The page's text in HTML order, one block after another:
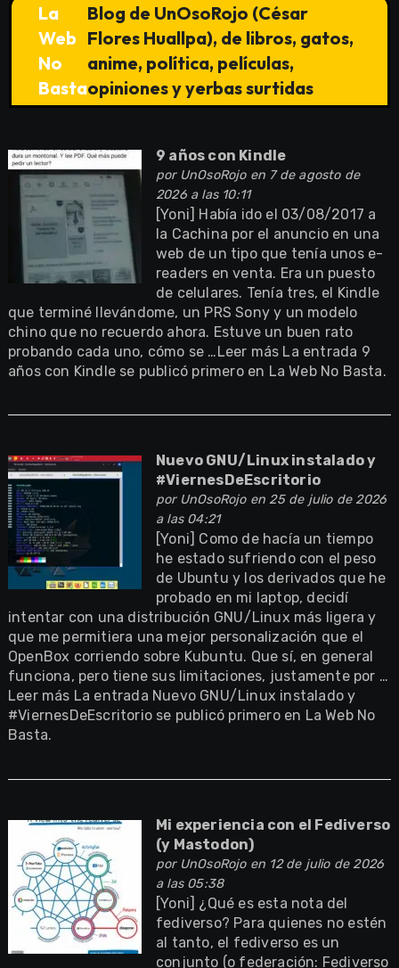
La
Web
No
Basta
Blog de UnOsoRojo (César
Flores Huallpa), de libros, gatos,
anime, política, películas,
opiniones y yerbas surtidas
9 años con Kindle
por UnOsoRojoen 7 de agosto de
2026 a las 10:11
[Yoni] Había ido el 03/08/2017 a
la Cachina por el anuncio en una
web de un tipo que tenía unos e-
readers en venta. Era un puesto
de celulares. Tenía tres, el Kindle
que terminé llevándome, un PRS Sony y un modelo
chino que no recuerdo ahora. Estuve un buen rato
probando cada uno, cómo se …Leer más La entrada 9
años con Kindle se publicó primero en La Web No Basta.
Nuevo GNU/Linux instalado y
#ViernesDeEscritorio
por UnOsoRojoen 25 de julio de 2026
a las 04:21
[Yoni] Como de hacía un tiempo
he estado sufriendo con el peso
de Ubuntu y los derivados que he
probado en mi laptop, decidí
intentar con una distribución GNU/Linux más ligera y
que me permitiera una mejor personalización que el
OpenBox corriendo sobre Kubuntu. Que sí, en general
funciona, pero tiene sus limitaciones, justamente por …
Leer más La entrada Nuevo GNU/Linux instalado y
#ViernesDeEscritorio se publicó primero en La Web No
Basta.
Mi experiencia con el Fediverso
(y Mastodon)
por UnOsoRojoen 12 de julio de 2026
a las 05:38
[Yoni] ¿Qué es esta nota del
fediverso? Para quienes no estén
al tanto, el fediverso es un
conjunto (o federación: Fediverso